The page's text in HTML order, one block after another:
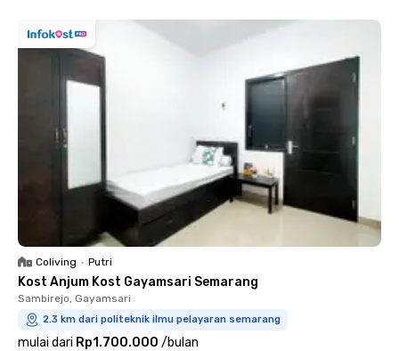
Coliving • Putri
Kost Anjum Kost Gayamsari Semarang
Sambirejo, Gayamsari
2.3 km dari politeknik ilmu pelayaran semarang
mulai dari Rp1.700.000 /bulan